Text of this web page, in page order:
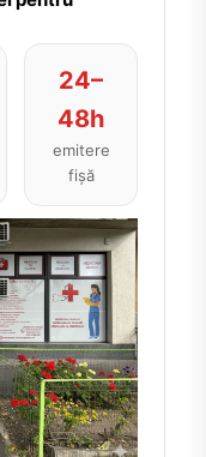
24–
48h
emitere
fișă